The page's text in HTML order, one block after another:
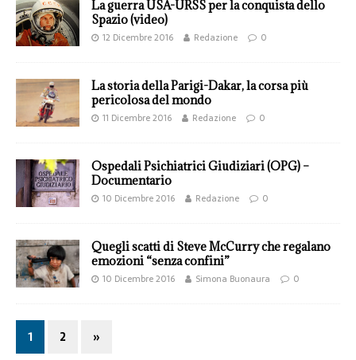
La guerra USA-URSS per la conquista dello
Spazio (video)
12 Dicembre 2016 Redazione 0
La storia della Parigi-Dakar, la corsa più
pericolosa del mondo
11 Dicembre 2016 Redazione 0
Ospedali Psichiatrici Giudiziari (OPG) –
Documentario
10 Dicembre 2016 Redazione 0
Quegli scatti di Steve McCurry che regalano
emozioni “senza confini”
10 Dicembre 2016 Simona Buonaura 0
1 2 »